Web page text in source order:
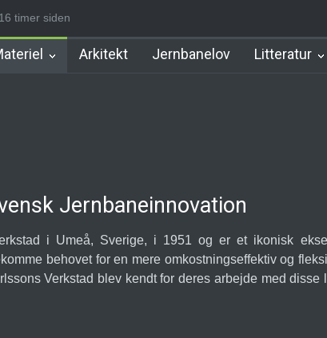
Station
Arkitekt Jernbanelov Litteratur
Jernbaneinnovation
i Umeå, Sverige, i 1951 og er et ikonisk
behovet for en mere omkostningseffektiv og
Verkstad blev kendt for deres arbejde med